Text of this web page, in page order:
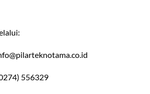
556329